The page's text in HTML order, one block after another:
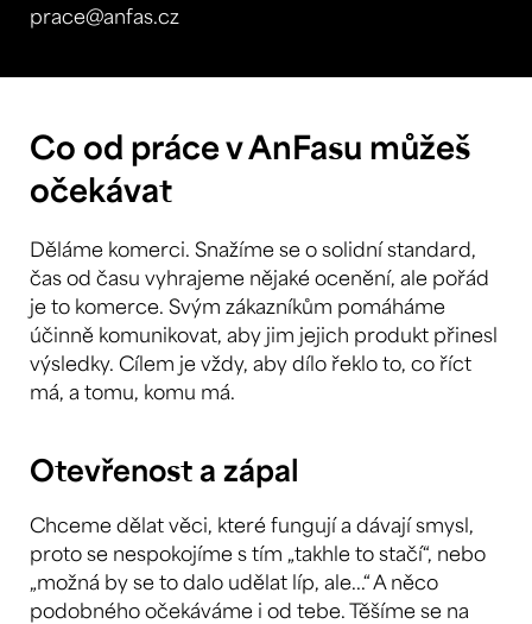
prace@anfas.cz
Co od práce v AnFasu můžeš
očekávat
Děláme komerci. Snažíme se o solidní standard,
čas od času vyhrajeme nějaké ocenění, ale pořád
je to komerce. Svým zákazníkům pomáháme
účinně komunikovat, aby jim jejich produkt přinesl
výsledky. Cílem je vždy, aby dílo řeklo to, co říct
má, a tomu, komu má.
Otevřenost a zápal
Chceme dělat věci, které fungují a dávají smysl,
proto se nespokojíme s tím „takhle to stačí“, nebo
„možná by se to dalo udělat líp, ale...“ A něco
podobného očekáváme i od tebe. Těšíme se na